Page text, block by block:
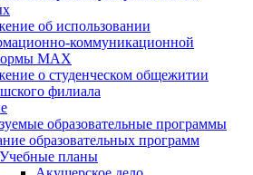
об использовании
коммуникационной
MAX
о студенческом общежитии
филиала
образовательные программы
образовательных программ
Учебные планы